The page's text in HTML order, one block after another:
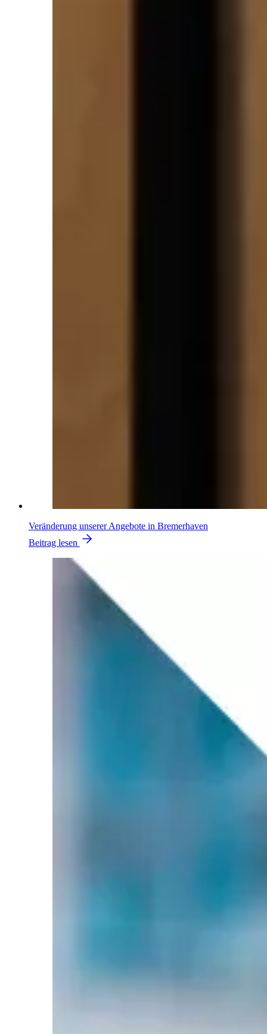
Veränderung unserer Angebote in Bremerhaven
Beitrag lesen